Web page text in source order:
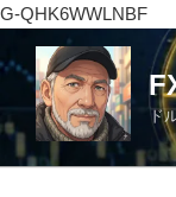
G-QHK6WWLNBF
ン
ン
ツ
ド